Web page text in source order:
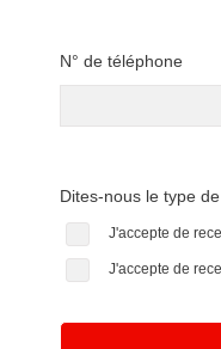
N° de téléphone
Dites-nous le type
J'accepte de
J'accepte de